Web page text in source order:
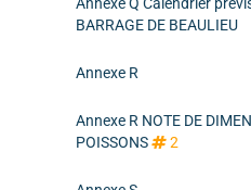
BARRAGE DE BEAULIEU
Annexe R
Annexe R NOTE DE
POISSONS
2